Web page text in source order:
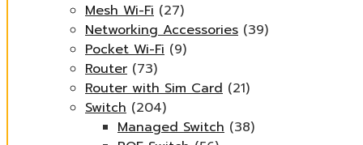
Mesh Wi-Fi (27)
Networking Accessories (39)
Pocket Wi-Fi (9)
Router (73)
Router with Sim Card (21)
Switch (204)
Managed Switch (38)